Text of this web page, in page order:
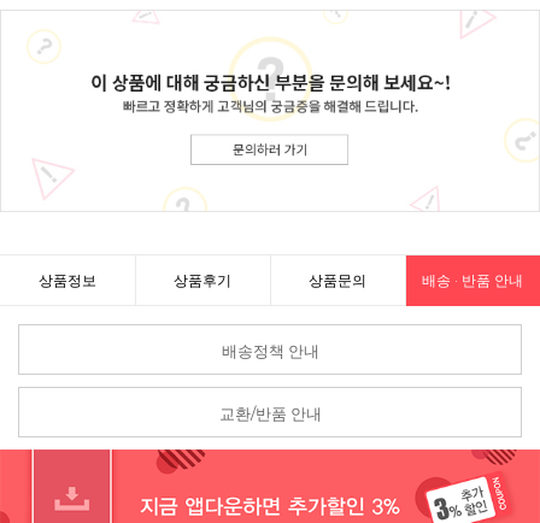
상품정보 상품후기 상품문의 배송 · 반품 안내
배송정책 안내
교환/반품 안내